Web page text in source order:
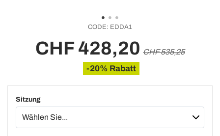
CODE: EDDA1
CHF 428,20 CHF 535,25
-20% Rabatt
Sitzung